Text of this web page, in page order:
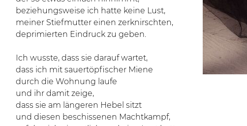
beziehungsweise ich hatte keine Lust,
meiner Stiefmutter einen zerknirschten,
deprimierten Eindruck zu geben.
Ich wusste, dass sie darauf wartet,
dass ich mit sauertöpfischer Miene
durch die Wohnung laufe
und ihr damit zeige,
dass sie am längeren Hebel sitzt
und diesen beschissenen Machtkampf,